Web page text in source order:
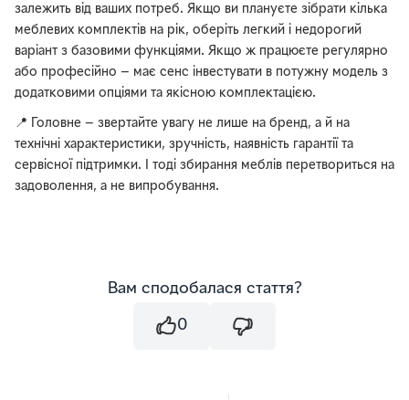
залежить від ваших потреб. Якщо ви плануєте зібрати кілька
меблевих комплектів на рік, оберіть легкий і недорогий
варіант з базовими функціями. Якщо ж працюєте регулярно
або професійно — має сенс інвестувати в потужну модель з
додатковими опціями та якісною комплектацією.
📍 Головне — звертайте увагу не лише на бренд, а й на
технічні характеристики, зручність, наявність гарантії та
сервісної підтримки. І тоді збирання меблів перетвориться на
задоволення, а не випробування.
Вам сподобалася стаття?
0